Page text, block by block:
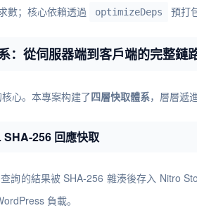
數；核心依賴透過
optimizeDeps 預打
：從伺服器端到客戶端的完整鏈
心。本專案构建了四層快取體系，層層遞
256 回應快取
詢的結果被 SHA-256 雜湊後存入 Nitro
負載。